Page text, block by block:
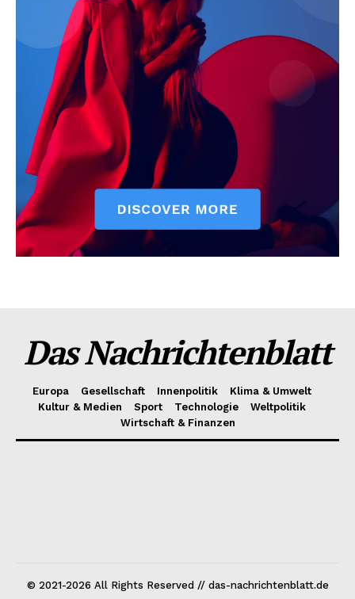
Das Nachrichtenblatt
Europa Gesellschaft Innenpolitik
Klima & Umwelt
Kultur & Medien
Sport Technologie
Weltpolitik
Wirtschaft & Finanzen
© 2021-2026 All Rights Reserved // das-nachrichtenblatt.de